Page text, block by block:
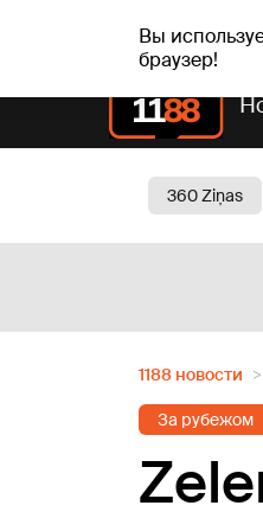
Вы
браузер!
пт, 07.08.2026. +17
360 Ziņas
1188 новости
За рубежом